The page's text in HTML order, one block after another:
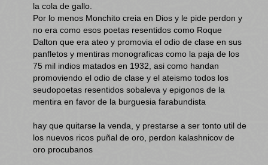
la cola de gallo.
Por lo menos Monchito creia en Dios y le pide perdon y
no era como esos poetas resentidos como Roque
Dalton que era ateo y promovia el odio de clase en sus
panfletos y mentiras monograficas como la paja de los
75 mil indios matados en 1932, asi como handan
promoviendo el odio de clase y el ateismo todos los
seudopoetas resentidos sobaleva y epigonos de la
mentira en favor de la burguesia farabundista
hay que quitarse la venda, y prestarse a ser tonto util de
los nuevos ricos puñal de oro, perdon kalashnicov de
oro procubanos